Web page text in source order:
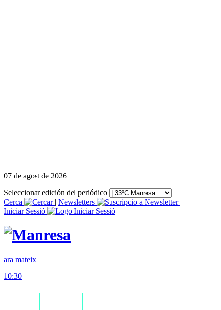
07 de agost de 2026
Seleccionar edición del periódico
Cerca
| Newsletters
|
Iniciar Sessió
ara mateix
10:30